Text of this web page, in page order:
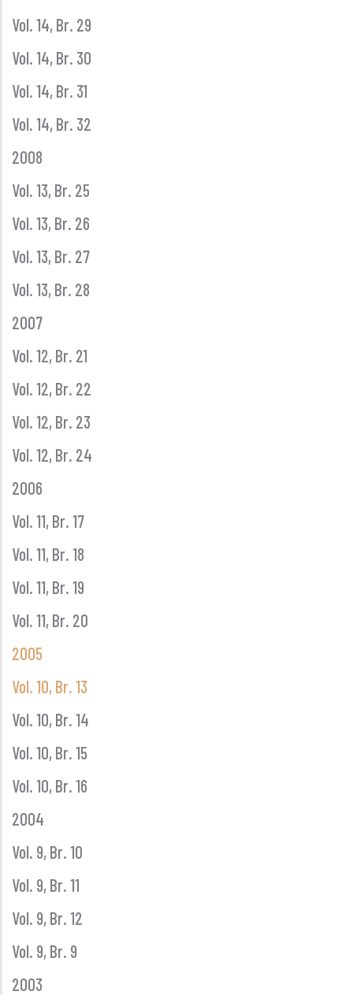
Vol. 14, Br. 29
Vol. 14, Br. 30
Vol. 14, Br. 31
Vol. 14, Br. 32
2008
Vol. 13, Br. 25
Vol. 13, Br. 26
Vol. 13, Br. 27
Vol. 13, Br. 28
2007
Vol. 12, Br. 21
Vol. 12, Br. 22
Vol. 12, Br. 23
Vol. 12, Br. 24
2006
Vol. 11, Br. 17
Vol. 11, Br. 18
Vol. 11, Br. 19
Vol. 11, Br. 20
2005
Vol. 10, Br. 13
Vol. 10, Br. 14
Vol. 10, Br. 15
Vol. 10, Br. 16
2004
Vol. 9, Br. 10
Vol. 9, Br. 11
Vol. 9, Br. 12
Vol. 9, Br. 9
2003